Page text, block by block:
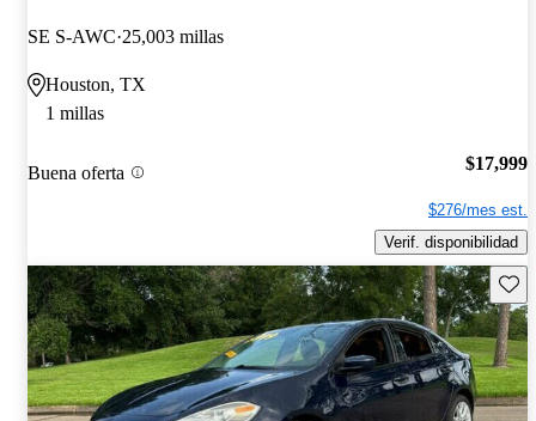
SE S-AWC 25,003 millas
Houston, TX
1 millas
Buena oferta $17,999
$276/mes est.
Verif. disponibilidad